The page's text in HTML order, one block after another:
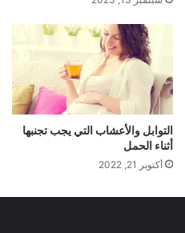
التوابل والأعشاب التي يجب تجنبها
أثناء الحمل
أكتوبر 21, 2022